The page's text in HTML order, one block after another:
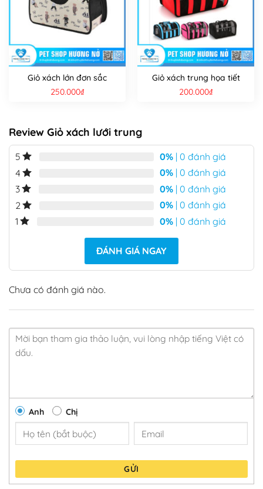
Giỏ xách lớn đơn sắc
250.000₫
Giỏ xách trung họa tiết
200.000₫
Review Giỏ xách lưới trung
5 0% | 0 đánh giá
4
0% | 0 đánh giá
3
0% | 0 đánh giá
2
0% | 0 đánh giá
1
0% | 0 đánh giá
ĐÁNH GIÁ NGAY
Chưa có đánh giá nào.
Anh Chị
GỬI